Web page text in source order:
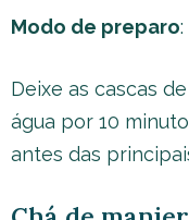
Modo de preparo:
Deixe as cascas
água por 10
antes das